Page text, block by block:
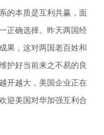
的本质是互利共赢，面
正确选择。昨天两国经
果，这对两国老百姓和
护好当前来之不易的良
开越大，美国企业正在
迎美国对华加强互利合